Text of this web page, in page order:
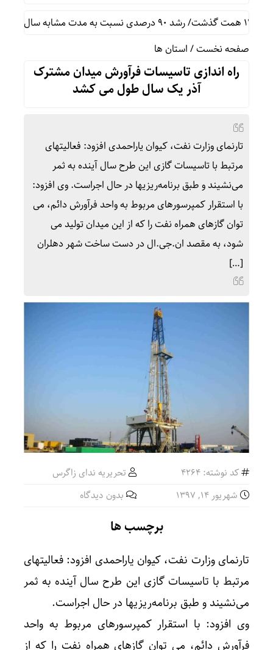
صفحه نخست/استان ها
راه اندازی تاسیسات فرآورش میدان مشترک
آذر یک سال طول می کشد
تارنمای وزارت نفت، کیوان یاراحمدی افزود: فعالیت‎های
مرتبط با تاسیسات گازی این طرح سال آینده به ثمر
می‌نشیند و طبق برنامه‌ریزی‎ها در حال اجراست. وی افزود:
با استقرار کمپرسورهای مربوط به واحد فرآورش دائم، می
توان گازهای همراه نفت را که از این میدان تولید می
شود، به مقصد ان.‌جی.‌ال در دست ساخت شهر دهلران
[…]
کد نوشته: 4264
تحریریه ندای زاگرس
شهریور ۱۴, ۱۳۹۷
بدون دیدگاه
برچسب ها
تارنمای وزارت نفت، کیوان یاراحمدی افزود: فعالیت‎های
مرتبط با تاسیسات گازی این طرح سال آینده به ثمر
می‌نشیند و طبق برنامه‌ریزی‎ها در حال اجراست.
وی افزود: با استقرار کمپرسورهای مربوط به واحد
فرآورش دائم، می توان گازهای همراه نفت را که از